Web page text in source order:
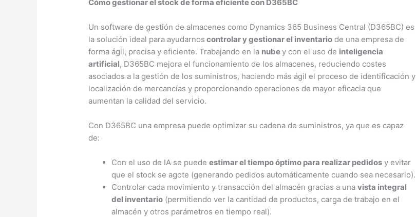
Cómo gestionar el stock de forma eficiente con D365BC
Un software de gestión de almacenes como Dynamics 365 Business Central (D365BC) es
la solución ideal para ayudarnos controlar y gestionar el inventario de una empresa de
forma ágil, precisa y eficiente. Trabajando en la nubey con el uso de inteligencia
artificial, D365BC mejora el funcionamiento de los almacenes, reduciendo costes
asociados a la gestión de los suministros, haciendo más ágil el proceso de identificación y
localización de mercancías y proporcionando operaciones de mayor eficacia que
aumentan la calidad del servicio.
Con D365BC una empresa puede optimizar su cadena de suministros, ya que es capaz
de:
Con el uso de IA se puedeestimar el tiempo óptimo para realizar pedidos y evitar
que el stock se agote (generando pedidos automáticamente cuando sea necesario).
Controlar cada movimiento y transacción del almacén gracias a unavista integral
del inventario (permitiendo ver la cantidad de productos, carga de trabajo en el
almacén y otros parámetros en tiempo real).